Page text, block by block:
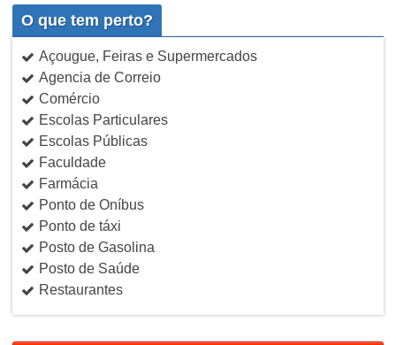
O que tem perto?
Açougue, Feiras e Supermercados
Agencia de Correio
Comércio
Escolas Particulares
Escolas Públicas
Faculdade
Farmácia
Ponto de Oníbus
Ponto de táxi
Posto de Gasolina
Posto de Saúde
Restaurantes